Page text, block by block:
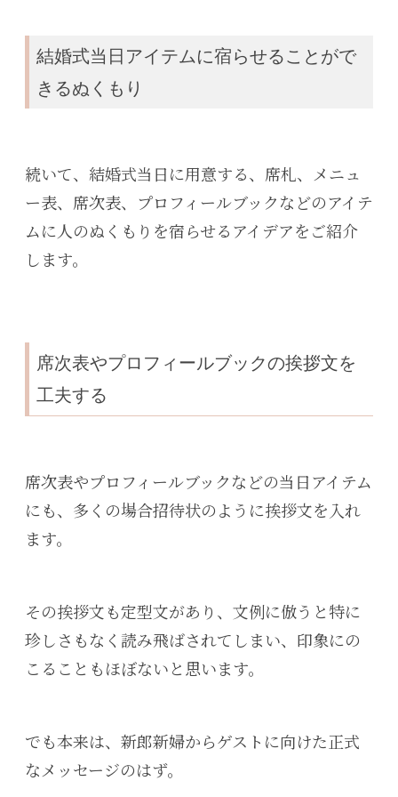
結婚式当日アイテムに宿らせることがで
きるぬくもり
続いて、結婚式当日に用意する、席札、メニュ
ー表、席次表、プロフィールブックなどのアイテ
ムに人のぬくもりを宿らせるアイデアをご紹介
します。
席次表やプロフィールブックの挨拶文を
工夫する
席次表やプロフィールブックなどの当日アイテム
にも、多くの場合招待状のように挨拶文を入れ
ます。
その挨拶文も定型文があり、文例に倣うと特に
珍しさもなく読み飛ばされてしまい、印象にの
こることもほぼないと思います。
でも本来は、新郎新婦からゲストに向けた正式
なメッセージのはず。